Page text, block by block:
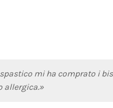
mi ha comprato i
allergica.»